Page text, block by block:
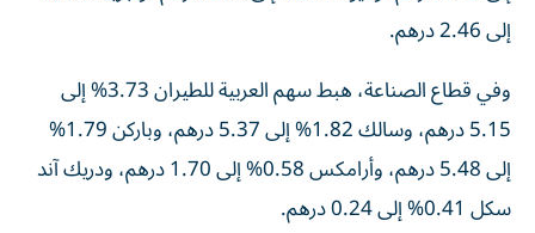
إلى 2.46 درهم.
وفي قطاع الصناعة، هبط سهم العربية للطيران 3.73% إلى
5.15 درهم، وسالك 1.82% إلى 5.37 درهم، وباركن 1.79%
إلى 5.48 درهم، وأرامكس 0.58% إلى 1.70 درهم، ودريك آند
سكل 0.41% إلى 0.24 درهم.